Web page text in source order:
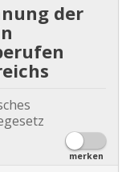
der
merken